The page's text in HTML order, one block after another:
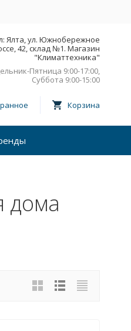
Ялта, ул. Южнобережное
42, склад №1. Магазин
"Климаттехника"
Пятница 9:00-17:00,
Суббота 9:00-15:00
Корзина
дома